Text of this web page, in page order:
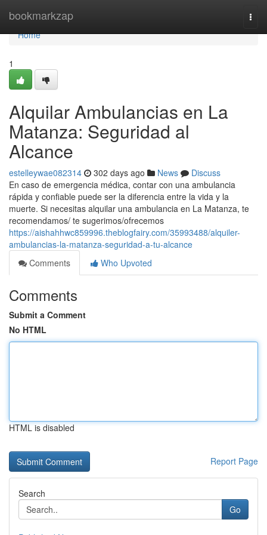
bookmarkzap
Home
Home
1
Alquilar Ambulancias en La
Matanza: Seguridad al
Alcance
estelleywae082314 302 days ago News
Discuss
En caso de emergencia médica, contar con una ambulancia
rápida y confiable puede ser la diferencia entre la vida y la
muerte. Si necesitas alquilar una ambulancia en La Matanza, te
recomendamos/ te sugerimos/ofrecemos
https://aishahhwc859996.theblogfairy.com/35993488/alquiler-
ambulancias-la-matanza-seguridad-a-tu-alcance
Comments
Who Upvoted
Comments
Submit a Comment
No HTML
HTML is disabled
Report Page
Search
Go